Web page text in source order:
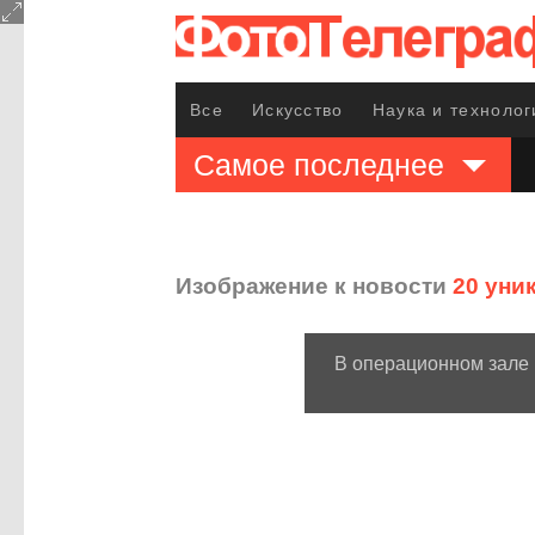
Все Искусство Наука и
Самое последнее
Изображение к новости 20
В операционном зале